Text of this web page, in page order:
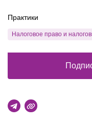
Практики
Налоговое право и